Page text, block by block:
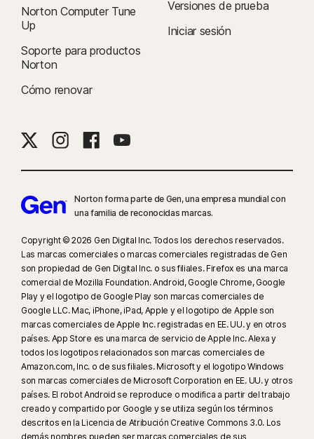
Norton Computer Tune
Up
Soporte para productos
Norton
Cómo renovar
Versiones de prueba
Iniciar sesión
Norton forma parte de Gen, una empresa mundial con
una familia de reconocidas marcas.
Copyright © 2026 Gen Digital Inc. Todos los derechos reservados.
Las marcas comerciales o marcas comerciales registradas de Gen
son propiedad de Gen Digital Inc. o sus filiales. Firefox es una marca
comercial de Mozilla Foundation. Android, Google Chrome, Google
Play y el logotipo de Google Play son marcas comerciales de
Google LLC. Mac, iPhone, iPad, Apple y el logotipo de Apple son
marcas comerciales de Apple Inc. registradas en EE. UU. y en otros
países. App Store es una marca de servicio de Apple Inc. Alexa y
todos los logotipos relacionados son marcas comerciales de
Amazon.com, Inc. o de sus filiales. Microsoft y el logotipo Windows
son marcas comerciales de Microsoft Corporation en EE. UU. y otros
países. El robot Android se reproduce o modifica a partir del trabajo
creado y compartido por Google y se utiliza según los términos
descritos en la Licencia de Atribución Creative Commons 3.0. Los
demás nombres pueden ser marcas comerciales de sus